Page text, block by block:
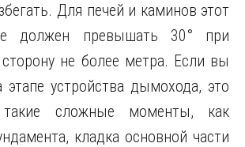
Для печей и каминов этот
должен превышать 30° при
не более метра. Если вы
этапе устройства дымохода, это
сложные моменты, как
кладка основной части